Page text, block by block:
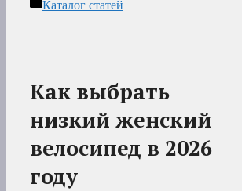
Рубрики
Каталог статей
Как выбрать
низкий женский
велосипед в 2026
году